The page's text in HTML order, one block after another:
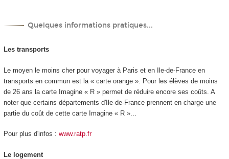
Quelques informations pratiques...
Les transports
Le moyen le moins cher pour voyager à Paris et en Ile-de-France en
transports en commun est la « carte orange ». Pour les élèves de moins
de 26 ans la carte Imagine « R » permet de réduire encore ses coûts. A
noter que certains départements d'Ile-de-France prennent en charge une
partie du coût de cette carte Imagine « R »...
Pour plus d'infos : www.ratp.fr
Le logement